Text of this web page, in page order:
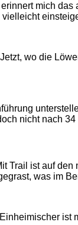
mich das
vielleicht
wo die
nicht nach
ist auf
was im